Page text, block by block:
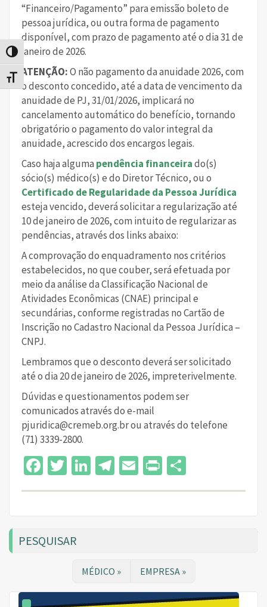
Alternar alto contraste
Alternar tamanho da fonte
“Financeiro/Pagamento” para emissão boleto de
pessoa jurídica, ou outra forma de pagamento
disponível, com prazo de pagamento até o dia 31 de
janeiro de 2026.
ATENÇÃO:O não pagamento da anuidade 2026, com
o desconto concedido, até a data de vencimento da
anuidade de PJ, 31/01/2026, implicará no
cancelamento automático do benefício, tornando
obrigatório o pagamento do valor integral da
anuidade, acrescido dos encargos legais.
Caso haja alguma pendência financeirado(s)
sócio(s) médico(s) e do Diretor Técnico, ou o
Certificado de Regularidade da Pessoa Jurídica
esteja vencido, deverá solicitar a regularização até
10 de janeiro de 2026, com intuito de regularizar as
pendências, através dos links abaixo:
A comprovação do enquadramento nos critérios
estabelecidos, no que couber, será efetuada por
meio da análise da Classificação Nacional de
Atividades Econômicas (CNAE) principal e
secundárias, conforme registradas no Cartão de
Inscrição no Cadastro Nacional da Pessoa Jurídica –
CNPJ.
Lembramos que o desconto deverá ser solicitado
até o dia 20 de janeiro de 2026, impreterivelmente.
Dúvidas e questionamentos podem ser
comunicados através do e-mail
pjuridica@cremeb.org.br ou através do telefone
(71) 3339-2800.
Facebook
Twitter
LinkedIn
Telegram
EmailPrint
PESQUISAR
MÉDICO » EMPRESA »